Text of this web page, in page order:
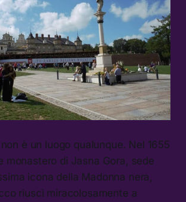
è un luogo qualunque. Nel 1655
monastero di Jasna Gora, sede
icona della Madonna nera,
riuscì miracolosamente a